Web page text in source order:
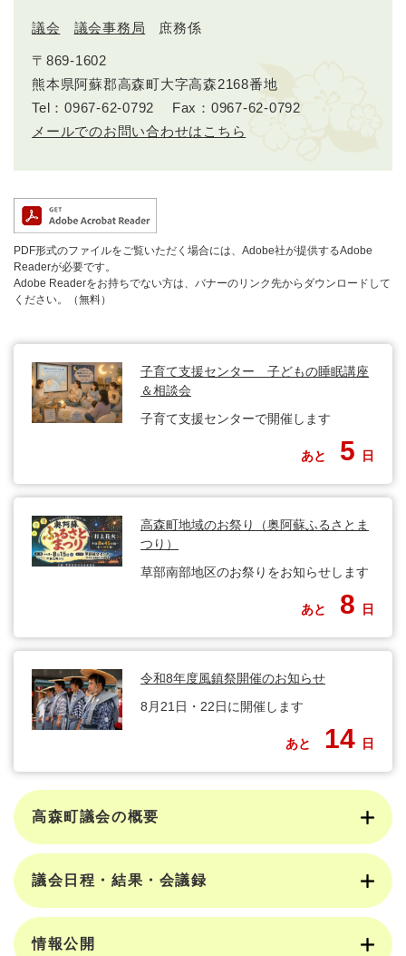
議会 議会事務局 庶務係
〒869-1602
熊本県阿蘇郡高森町大字高森2168番地
Tel：0967-62-0792
Fax：0967-62-0792
メールでのお問い合わせはこちら
PDF形式のファイルをご覧いただく場合には、Adobe社が提供するAdobe
Readerが必要です。
Adobe Readerをお持ちでない方は、バナーのリンク先からダウンロードして
ください。（無料）
子育て支援センター 子どもの睡眠講座
＆相談会
子育て支援センターで開催します
あと 5 日
高森町地域のお祭り（奥阿蘇ふるさとま
つり）
草部南部地区のお祭りをお知らせします
あと 8 日
令和8年度風鎮祭開催のお知らせ
8月21日・22日に開催します
あと 14 日
高森町議会の概要
議会日程・結果・会議録
情報公開